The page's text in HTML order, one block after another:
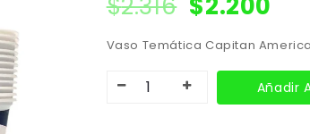
$2.316 $2.200
Vaso Temática Capitan
Añadir